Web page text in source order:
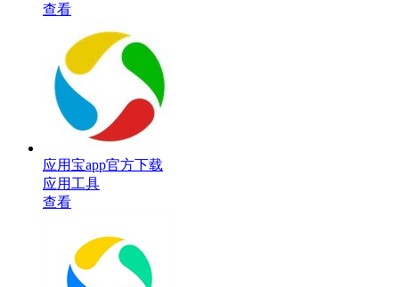
查看
应用宝app官方下载
应用工具
查看